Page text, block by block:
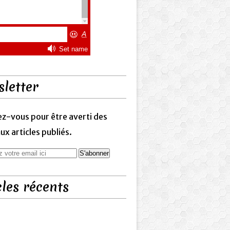
vous pour être averti des
articles publiés.
récents